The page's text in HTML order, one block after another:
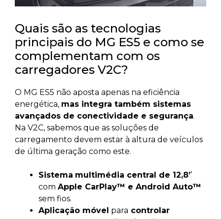
Quais são as tecnologias
principais do MG ES5 e como se
complementam com os
carregadores V2C?
O MG ES5 não aposta apenas na eficiência
energética, mas integra também sistemas
avançados de conectividade e segurança.
Na V2C, sabemos que as soluções de
carregamento devem estar à altura de veículos
de última geração como este.
Sistema multimédia central de 12,8’’
com Apple CarPlay™ e Android Auto™
sem fios.
Aplicação móvel para controlar